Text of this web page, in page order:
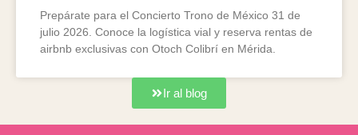
Prepárate para el Concierto Trono de México 31 de
julio 2026. Conoce la logística vial y reserva rentas de
airbnb exclusivas con Otoch Colibrí en Mérida.
Ir al blog